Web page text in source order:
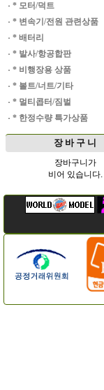
· * 모터/덕트
· * 변속기/전원 관련상품
· * 배터리
· * 발사/항공합판
· * 비행장용 상품
· * 볼트/너트/기타
· * 멀티콥터/짐벌
· * 한정수량 특가상품
장 바 구 니
장바구니가
비어 있습니다.